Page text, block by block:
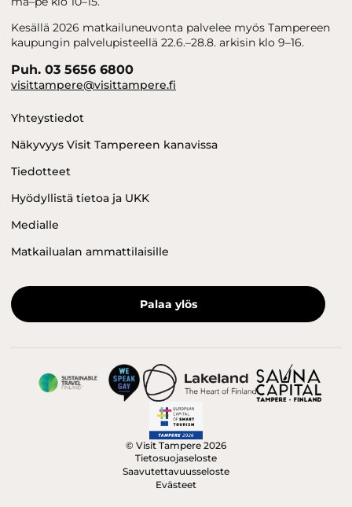
Kesällä 2026 matkailuneuvonta palvelee myös Tampereen
kaupungin palvelupisteellä 22.6.–28.8. arkisin klo 9–16.
Puh. 03 5656 6800
visittampere@visittampere.fi
Yhteystiedot
Näkyvyys Visit Tampereen kanavissa
Tiedotteet
Hyödyllistä tietoa ja UKK
Medialle
Matkailualan ammattilaisille
Palaa ylös
© Visit Tampere 2026
Tietosuojaseloste
Saavutettavuusseloste
Evästeet